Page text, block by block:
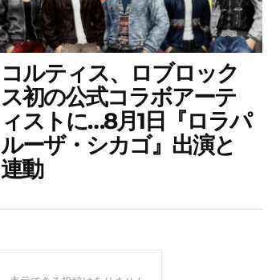
コルティス、ロブロック
ス初の公式コラボアーテ
ィストに…8月1日『ロラパ
ルーザ・シカゴ』出演と
連動